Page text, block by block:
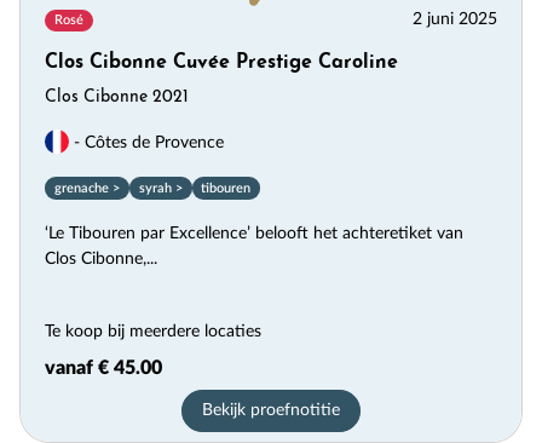
Rosé 2 juni 2025
Clos Cibonne Cuvée Prestige Caroline
Clos Cibonne 2021
- Côtes de Provence
grenache > syrah > tibouren
‘Le Tibouren par Excellence’ belooft het achteretiket van
Clos Cibonne,...
Te koop bij meerdere locaties
vanaf € 45.00
Bekijk proefnotitie